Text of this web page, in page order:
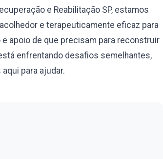
e Reabilitação SP, estamos
e terapeuticamente eficaz para
apoio de que precisam para reconstruir
enfrentando desafios semelhantes,
para ajudar.